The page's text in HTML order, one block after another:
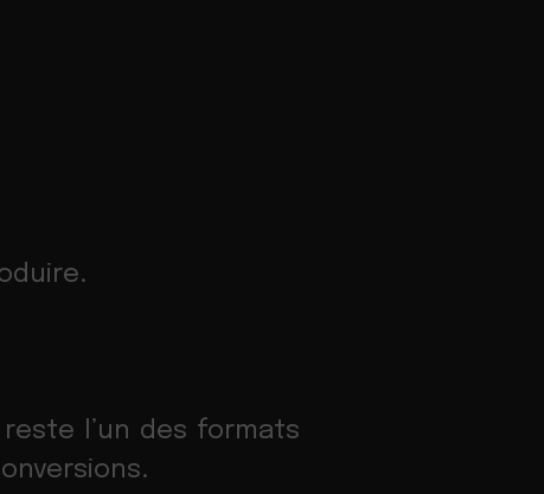
l’un des formats